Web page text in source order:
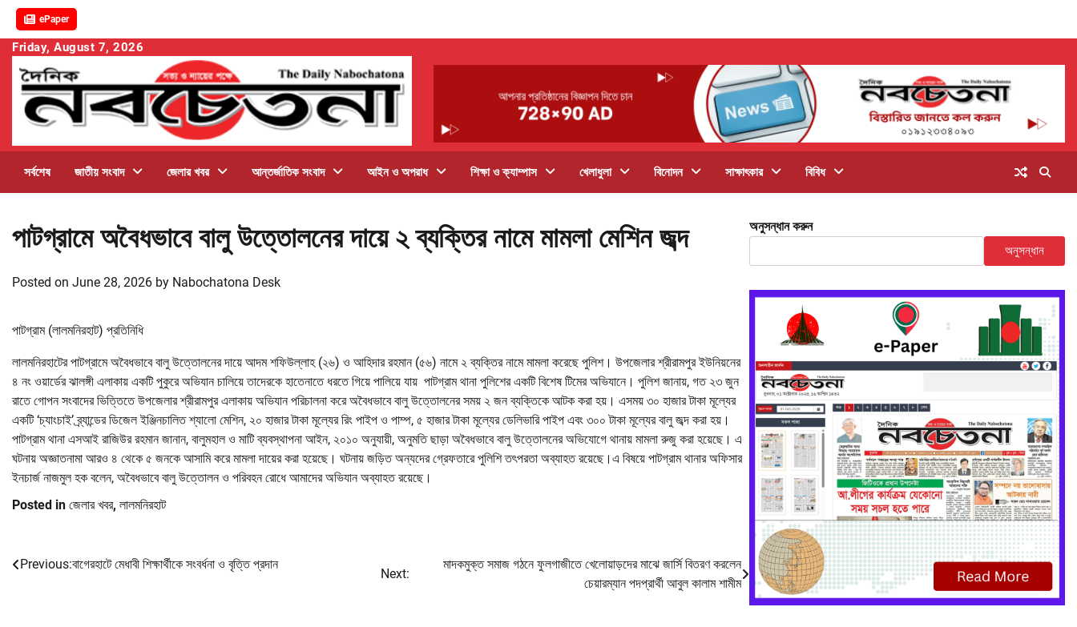
ePaper
Skip
content
Friday, August 7, 2026
সর্বশেষ জাতীয় সংবাদ জেলার খবর আন্তর্জাতিক সংবাদ আইন ও অপরাধ শিক্ষা ও ক্যাম্পাস খেলাধুলা বিনোদন সাক্ষাৎকার বিবিধ
পাটগ্রামে অবৈধভাবে বালু উত্তোলনের দায়ে ২ ব্যক্তির নামে মামলা মেশিন জব্দ
Posted on June 28, 2026 by Nabochatona Desk
পাটগ্রাম (লালমনিরহাট) প্রতিনিধি
লালমনিরহাটের পাটগ্রামে অবৈধভাবে বালু উত্তোলনের দায়ে আদম শফিউল্লাহ (২৬) ও আহিদার রহমান (৫৬) নামে ২ ব্যক্তির নামে মামলা করেছে পুলিশ। উপজেলার শ্রীরামপুর ইউনিয়নের
৪ নং ওয়ার্ডের ঝালঙ্গী এলাকায় একটি পুকুরে অভিযান চালিয়ে তাদেরকে হাতেনাতে ধরতে গিয়ে পালিয়ে যায় পাটগ্রাম থানা পুলিশের একটি বিশেষ টিমের অভিযানে। পুলিশ জানায়, গত ২৩ জুন
রাতে গোপন সংবাদের ভিত্তিতে উপজেলার শ্রীরামপুর এলাকায় অভিযান পরিচালনা করে অবৈধভাবে বালু উত্তোলনের সময় ২ জন ব্যক্তিকে আটক করা হয়। এসময় ৩০ হাজার টাকা মূল্যের
একটি ‘চ্যাংচাই’ ব্র্যান্ডের ডিজেল ইঞ্জিনচালিত শ্যালো মেশিন, ২০ হাজার টাকা মূল্যের রিং পাইপ ও পাম্প, ৫ হাজার টাকা মূল্যের ডেলিভারি পাইপ এবং ৩০০ টাকা মূল্যের বালু জব্দ করা হয়।
পাটগ্রাম থানা এসআই রাজিউর রহমান জানান, বালুমহাল ও মাটি ব্যবস্থাপনা আইন, ২০১০ অনুযায়ী, অনুমতি ছাড়া অবৈধভাবে বালু উত্তোলনের অভিযোগে থানায় মামলা রুজু করা হয়েছে। এ
ঘটনায় অজ্ঞাতনামা আরও ৪ থেকে ৫ জনকে আসামি করে মামলা দায়ের করা হয়েছে। ঘটনায় জড়িত অন্যদের গ্রেফতারে পুলিশি তৎপরতা অব্যাহত রয়েছে।এ বিষয়ে পাটগ্রাম থানার অফিসার
ইনচার্জ নাজমুল হক বলেন, অবৈধভাবে বালু উত্তোলন ও পরিবহন রোধে আমাদের অভিযান অব্যাহত রয়েছে।
Posted in জেলার খবর, লালমনিরহাট
Post
Previous:বাগেরহাটে মেধাবী শিক্ষার্থীকে সংবর্ধনা ও বৃত্তি প্রদান
Next:
মাদকমুক্ত সমাজ গঠনে ফুলগাজীতে খেলোয়াড়দের মাঝে জার্সি বিতরণ করলেন
চেয়ারম্যান পদপ্রার্থী আবুল কালাম শামীম
অনুসন্ধান করুন
অনুসন্ধান